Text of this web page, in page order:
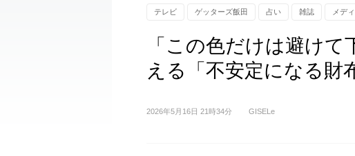
テレビ ゲッターズ飯田 占い 雑誌 メデ
「この色だけは避け
える「不安定になる財
2026年5月16日 21時34分 GISELe